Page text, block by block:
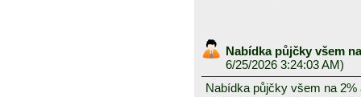
Nabídka půjčky všem
6/25/2026 3:24:03 AM)
Nabídka půjčky všem na 2%